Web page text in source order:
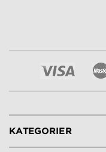
KATEGORIER